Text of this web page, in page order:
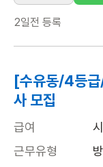
2일전 등록
[수유동/4등
사 모집
급여
근무유형